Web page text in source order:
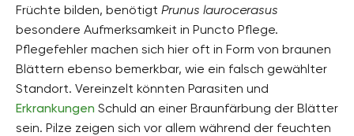
Früchte bilden, benötigt Prunus laurocerasus
besondere Aufmerksamkeit in Puncto Pflege.
Pflegefehler machen sich hier oft in Form von braunen
Blättern ebenso bemerkbar, wie ein falsch gewählter
Standort. Vereinzelt könnten Parasiten und
Erkrankungen Schuld an einer Braunfärbung der Blätter
sein. Pilze zeigen sich vor allem während der feuchten